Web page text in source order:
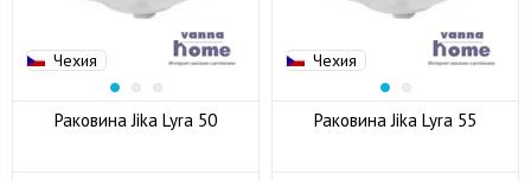
Чехия
Раковина Jika Lyra 50
Чехия
Раковина Jika Lyra 55